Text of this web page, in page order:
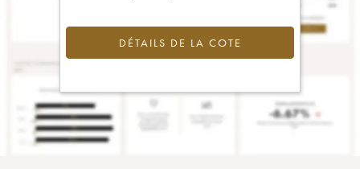
DÉTAILS DE LA COTE